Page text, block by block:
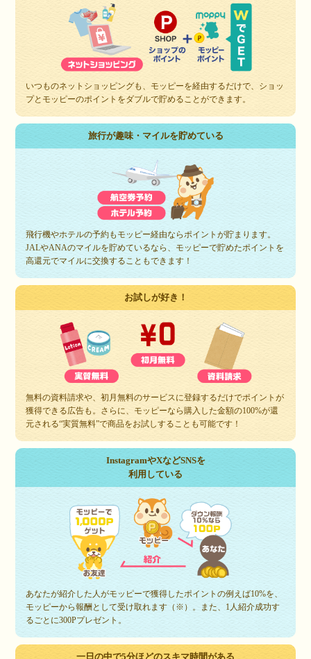
いつものネットショッピングも、モッピーを経由するだけで、ショッ
プとモッピーのポイントをダブルで貯めることができます。
旅行が趣味・マイルを貯めている
飛行機やホテルの予約もモッピー経由ならポイントが貯まります。
JALやANAのマイルを貯めているなら、モッピーで貯めたポイントを
高還元でマイルに交換することもできます！
お試しが好き！
無料の資料請求や、初月無料のサービスに登録するだけでポイントが
獲得できる広告も。さらに、モッピーなら購入した金額の100%が還
元される“実質無料”で商品をお試しすることも可能です！
InstagramやXなどSNSを
利用している
あなたが紹介した人がモッピーで獲得したポイントの例えば10%を、
モッピーから報酬として受け取れます（※）。また、1人紹介成功す
るごとに300Pプレゼント。
一日の中で5分ほどのスキマ時間がある